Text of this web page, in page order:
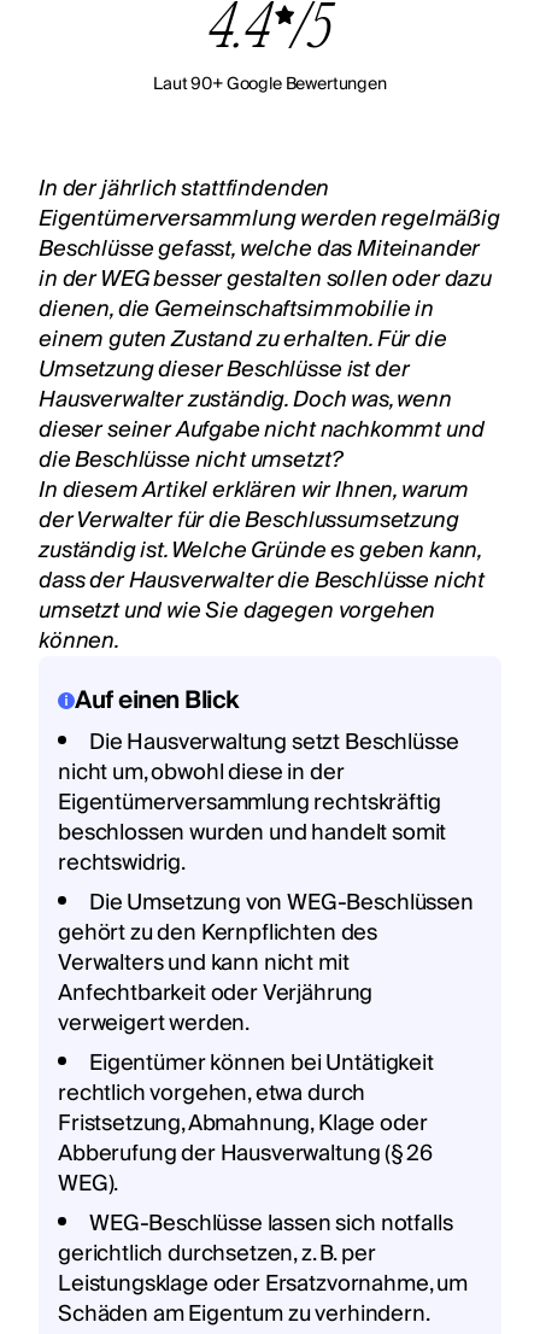
4.4 /5
Laut 90+ Google Bewertungen
In der jährlich stattfindenden
Eigentümerversammlung werden regelmäßig
Beschlüsse gefasst, welche das Miteinander
in der WEG besser gestalten sollen oder dazu
dienen, die Gemeinschaftsimmobilie in
einem guten Zustand zu erhalten. Für die
Umsetzung dieser Beschlüsse ist der
Hausverwalter zuständig. Doch was, wenn
dieser seiner Aufgabe nicht nachkommt und
die Beschlüsse nicht umsetzt?
In diesem Artikel erklären wir Ihnen, warum
der Verwalter für die Beschlussumsetzung
zuständig ist. Welche Gründe es geben kann,
dass der Hausverwalter die Beschlüsse nicht
umsetzt und wie Sie dagegen vorgehen
können.
Auf einen Blick
Die Hausverwaltung setzt Beschlüsse
nicht um, obwohl diese in der
Eigentümerversammlung rechtskräftig
beschlossen wurden und handelt somit
rechtswidrig.
Die Umsetzung von WEG‑Beschlüssen
gehört zu den Kernpflichten des
Verwalters und kann nicht mit
Anfechtbarkeit oder Verjährung
verweigert werden.
Eigentümer können bei Untätigkeit
rechtlich vorgehen, etwa durch
Fristsetzung, Abmahnung, Klage oder
Abberufung der Hausverwaltung (§ 26
WEG).
WEG‑Beschlüsse lassen sich notfalls
gerichtlich durchsetzen, z. B. per
Leistungsklage oder Ersatzvornahme, um
Schäden am Eigentum zu verhindern.